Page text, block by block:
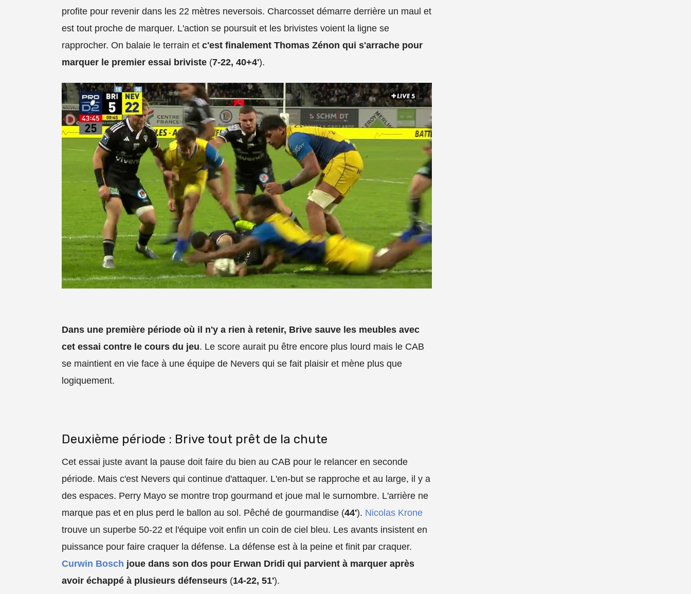
profite pour revenir dans les 22 mètres neversois. Charcosset démarre derrière un maul et
est tout proche de marquer. L'action se poursuit et les brivistes voient la ligne se
rapprocher. On balaie le terrain et c'est finalement Thomas Zénon qui s'arrache pour
marquer le premier essai briviste (7-22, 40+4').
Dans une première période où il n'y a rien à retenir, Brive sauve les meubles avec
cet essai contre le cours du jeu. Le score aurait pu être encore plus lourd mais le CAB
se maintient en vie face à une équipe de Nevers qui se fait plaisir et mène plus que
logiquement.
Deuxième période : Brive tout prêt de la chute
Cet essai juste avant la pause doit faire du bien au CAB pour le relancer en seconde
période. Mais c'est Nevers qui continue d'attaquer. L'en-but se rapproche et au large, il y a
des espaces. Perry Mayo se montre trop gourmand et joue mal le surnombre. L'arrière ne
marque pas et en plus perd le ballon au sol. Pêché de gourmandise (44'). Nicolas Krone
trouve un superbe 50-22 et l'équipe voit enfin un coin de ciel bleu. Les avants insistent en
puissance pour faire craquer la défense. La défense est à la peine et finit par craquer.
Curwin Bosch joue dans son dos pour Erwan Dridi qui parvient à marquer après
avoir échappé à plusieurs défenseurs (14-22, 51').